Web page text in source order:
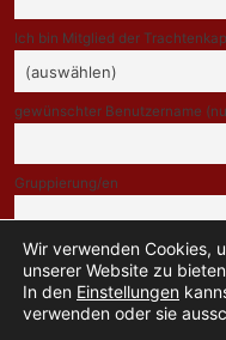
Ich bin Mitglied der
gewünschter Benutzername
Gruppierung/en
Indem Du fortfährst,
Wir verwenden Cookies,
unserer Website zu
In den Einstellungen
verwenden oder sie